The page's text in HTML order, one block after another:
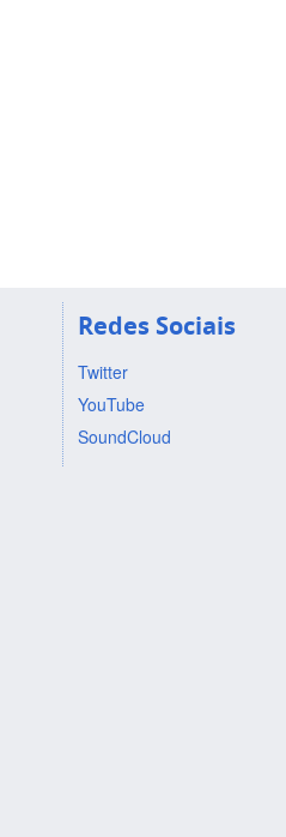
Redes Sociais
Twitter
YouTube
SoundCloud